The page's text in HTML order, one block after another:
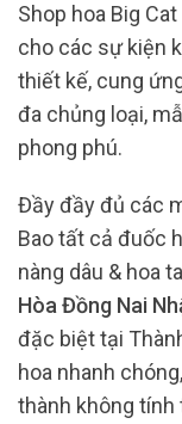
Shop hoa Big
cho các sự kiện
thiết kế, cung
đa chủng loại,
phong phú.
Đầy đầy đủ các
Bao tất cả đuốc
nàng dâu & hoa
Hòa Đồng Nai
đặc biệt tại
hoa nhanh
thành không tính